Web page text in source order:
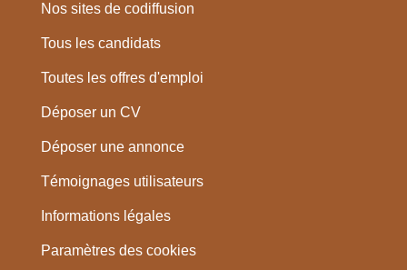
Nos sites de codiffusion
Tous les candidats
Toutes les offres d'emploi
Déposer un CV
Déposer une annonce
Témoignages utilisateurs
Informations légales
Paramètres des cookies